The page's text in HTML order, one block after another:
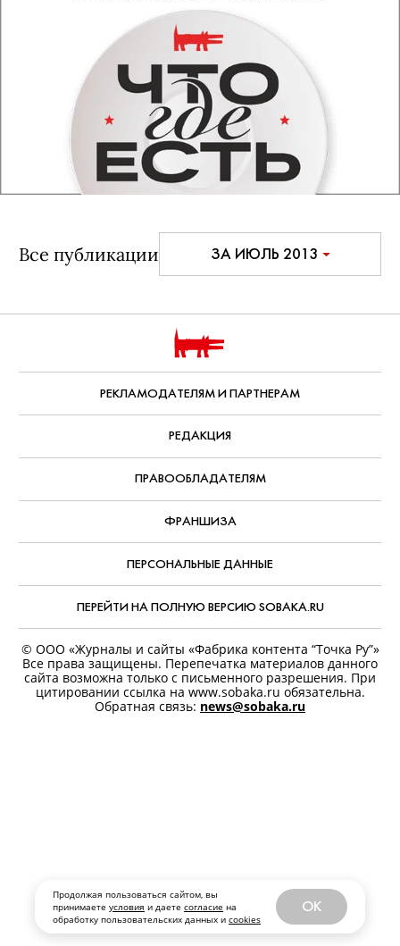
Продолжая пользоваться сайтом, вы
принимаете условия и даете согласие на
обработку пользовательских данных и cookies
OK
Все публикации ЗА ИЮЛЬ 2013
РЕКЛАМОДАТЕЛЯМ И ПАРТНЕРАМ
РЕДАКЦИЯ
ПРАВООБЛАДАТЕЛЯМ
ФРАНШИЗА
ПЕРСОНАЛЬНЫЕ ДАННЫЕ
ПЕРЕЙТИ НА ПОЛНУЮ ВЕРСИЮ SOBAKA.RU
© ООО «Журналы и сайты «Фабрика контента “Точка Ру”»
Все права защищены. Перепечатка материалов данного
сайта возможна только с письменного разрешения. При
цитировании ссылка на www.sobaka.ru обязательна.
Обратная связь: news@sobaka.ru